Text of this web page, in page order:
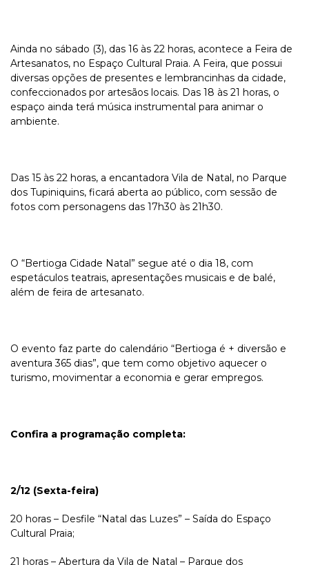
Ainda no sábado (3), das 16 às 22 horas, acontece a Feira de
Artesanatos, no Espaço Cultural Praia. A Feira, que possui
diversas opções de presentes e lembrancinhas da cidade,
confeccionados por artesãos locais. Das 18 às 21 horas, o
espaço ainda terá música instrumental para animar o
ambiente.
Das 15 às 22 horas, a encantadora Vila de Natal, no Parque
dos Tupiniquins, ficará aberta ao público, com sessão de
fotos com personagens das 17h30 às 21h30.
O “Bertioga Cidade Natal” segue até o dia 18, com
espetáculos teatrais, apresentações musicais e de balé,
além de feira de artesanato.
O evento faz parte do calendário “Bertioga é + diversão e
aventura 365 dias”, que tem como objetivo aquecer o
turismo, movimentar a economia e gerar empregos.
Confira a programação completa:
2/12 (Sexta-feira)
20 horas – Desfile “Natal das Luzes” – Saída do Espaço
Cultural Praia;
21 horas – Abertura da Vila de Natal – Parque dos